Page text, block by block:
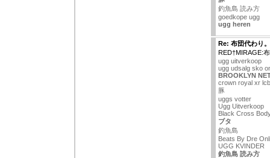
釣魚島 読み方
goedkope ugg
ugg heren
Re: 布団代わり。
RED†MIRAGE:
ugg uitverkoop
ugg udsalg sko
BROOKLYN
crown royal xr
豚
uggs votter
Ugg Uitverkoop
Black Cross
ブタ
釣魚島
Beats By Dre
UGG KVINDER
釣魚島 読み方